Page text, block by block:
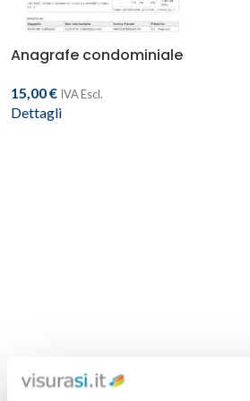
Anagrafe condominiale
15,00€ IVA Escl.
Dettagli